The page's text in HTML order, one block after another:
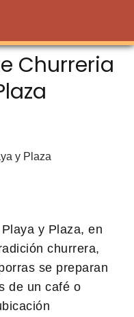
Churreria
y Plaza, en
churrera,
se preparan
de un café o